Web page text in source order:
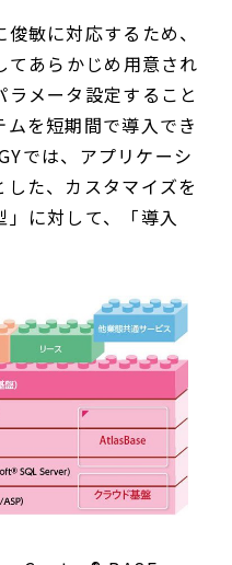
敏に対応するため、
てあらかじめ用意され
メータ設定すること
を短期間で導入でき
では、アプリケーシ
た、カスタマイズを
に対して、「導入